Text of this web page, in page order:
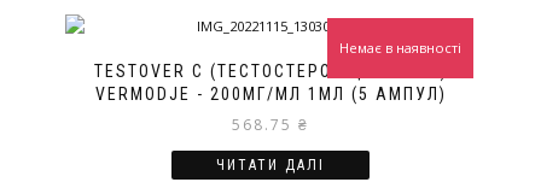
TESTOVER C (ТЕСТОСТЕРОН ЦИПІОНАТ)
VERMODJE - 200МГ/МЛ 1МЛ (5 АМПУЛ)
568.75 ₴
Немає в наявності
ЧИТАТИ ДАЛІ